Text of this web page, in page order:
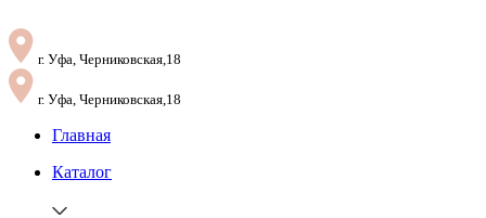
г. Уфа, Черниковская,18
г. Уфа, Черниковская,18
Главная
Каталог